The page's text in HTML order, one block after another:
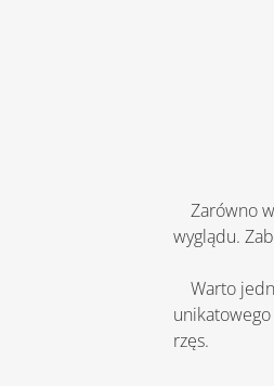
wyglądu.
rzęs.